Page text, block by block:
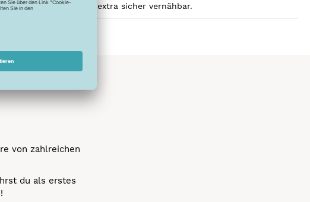
werden, er ist immer extra sicher vernähbar.
von zahlreichen
du als erstes